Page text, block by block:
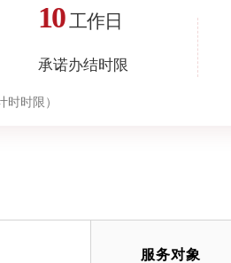
10工作日
承诺办结时限
时时限）
服务对象